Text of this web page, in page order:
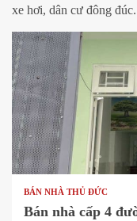
xe hơi, dân cư đông
1 min read
BÁN NHÀ THỦ ĐỨC
Bán nhà cấp 4